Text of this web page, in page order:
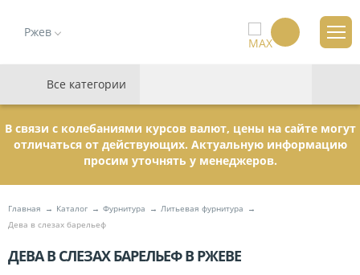
Ржев
Все категории
В связи с колебаниями курсов валют, цены на сайте могут
отличаться от действующих. Актуальную информацию
просим уточнять у менеджеров.
Главная Каталог Фурнитура
Литьевая фурнитура
Дева в слезах барельеф
ДЕВА В СЛЕЗАХ БАРЕЛЬЕФ В РЖЕВЕ